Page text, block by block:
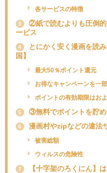
各サービスの特徴
3
②紙で読むよりも圧倒
ービス
4
とにかく安く漫画を読
国】
最大50％ポイント還元
お得なキャンペーンを一
ポイントの有効期限はお
5 ③無料でポイントを貯め
6 漫画村やzipなどの違法
被害総額
ウィルスの危険性
7 【十字架のろくにん】